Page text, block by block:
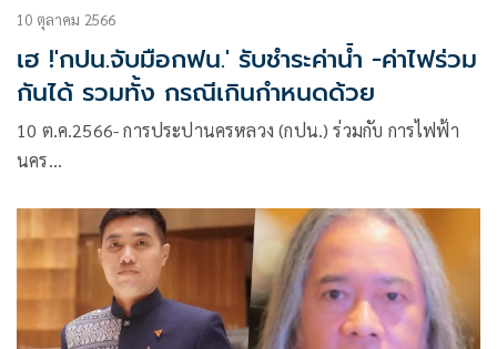
10 ตุลาคม 2566
เฮ !'กปน.จับมือกฟน.' รับชำระค่าน้ำ -ค่าไฟร่วม
กันได้ รวมทั้ง กรณีเกินกำหนดด้วย
10 ต.ค.2566- การประปานครหลวง (กปน.) ร่วมกับ การไฟฟ้า
นคร…